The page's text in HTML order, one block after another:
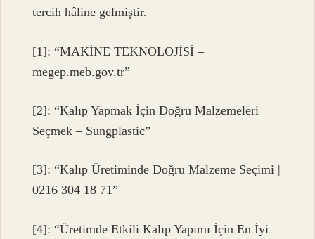
tercih hâline gelmiştir.
[1]: “MAKİNE TEKNOLOJİSİ –
megep.meb.gov.tr”
[2]: “Kalıp Yapmak İçin Doğru Malzemeleri
Seçmek – Sungplastic”
[3]: “Kalıp Üretiminde Doğru Malzeme Seçimi |
0216 304 18 71”
[4]: “Üretimde Etkili Kalıp Yapımı İçin En İyi